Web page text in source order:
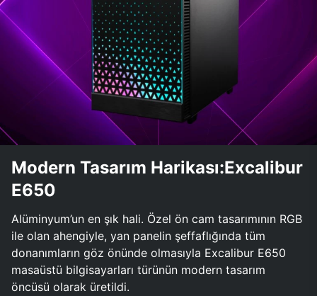
Modern Tasarım Harikası:Excalibur
E650
Alüminyum’un en şık hali. Özel ön cam tasarımının RGB
ile olan ahengiyle, yan panelin şeffaflığında tüm
donanımların göz önünde olmasıyla Excalibur E650
masaüstü bilgisayarları türünün modern tasarım
öncüsü olarak üretildi.